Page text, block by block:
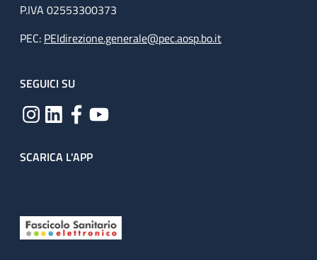
P.IVA 02553300373
PEC: PEIdirezione.generale@pec.aosp.bo.it
SEGUICI SU
SCARICA L'APP